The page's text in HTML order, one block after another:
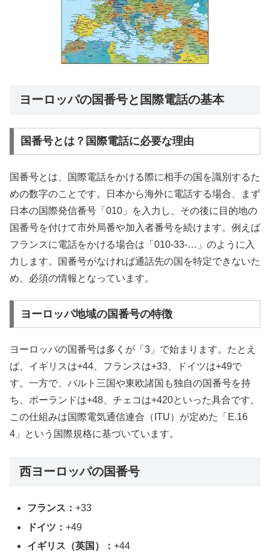
ヨーロッパの国番号と国際電話の基本
国番号とは？国際電話に必要な理由
国番号とは、国際電話をかける際に相手の国を識別するた
めの数字のことです。日本から海外に電話する場合、まず
日本の国際発信番号「010」を入力し、その後に目的地の
国番号を付けて市外局番や加入者番号を続けます。例えば
フランスに電話をかける場合は「010-33-…」のように入
力します。国番号がなければ通話先の国を特定できないた
め、必須の情報となっています。
ヨーロッパ地域の国番号の特徴
ヨーロッパの国番号は多くが「3」で始まります。たとえ
ば、イギリスは+44、フランスは+33、ドイツは+49で
す。一方で、バルト三国や東欧諸国も独自の国番号を持
ち、ポーランドは+48、チェコは+420といった具合です。
この仕組みは国際電気通信連合（ITU）が定めた「E.16
4」という国際規格に基づいています。
西ヨーロッパの国番号
フランス：+33
ドイツ：+49
イギリス（英国）：+44